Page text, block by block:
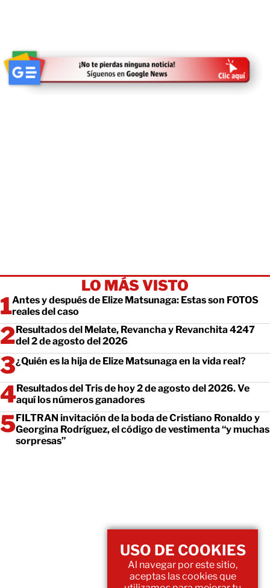
LO MÁS VISTO
Antes y después de Elize Matsunaga: Estas son FOTOS
reales del caso
Resultados del Melate, Revancha y Revanchita 4247
del 2 de agosto del 2026
¿Quién es la hija de Elize Matsunaga en la vida real?
Resultados del Tris de hoy 2 de agosto del 2026. Ve
aquí los números ganadores
FILTRAN invitación de la boda de Cristiano Ronaldo y
Georgina Rodríguez, el código de vestimenta “y muchas
sorpresas”
USO DE COOKIES
Al navegar por este sitio,
aceptas las cookies que